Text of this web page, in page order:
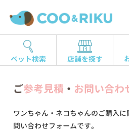
ペット検索 店舗を探す
ご参考見積 ・ お問い合わ
ワンちゃん・ネコちゃんのご購入
問い合わせフォームです。